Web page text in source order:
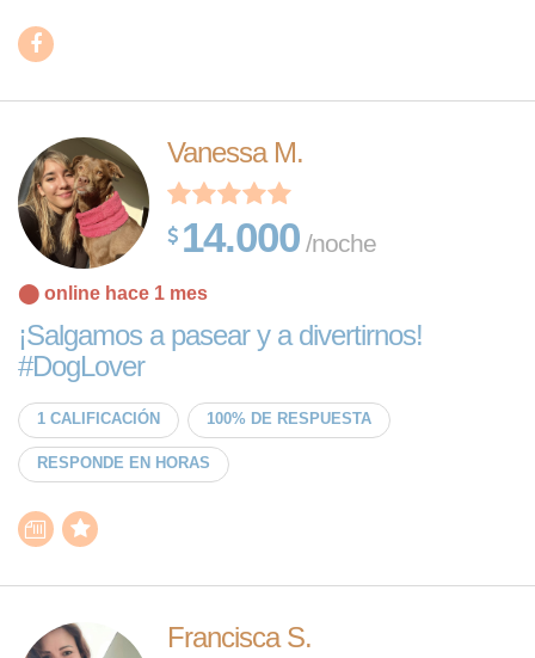
Vanessa M.
14.000 /noche
⬤ online hace 1 mes
¡Salgamos a pasear y a divertirnos!
#DogLover
1 CALIFICACIÓN 100% DE RESPUESTA
RESPONDE EN HORAS
Francisca S.